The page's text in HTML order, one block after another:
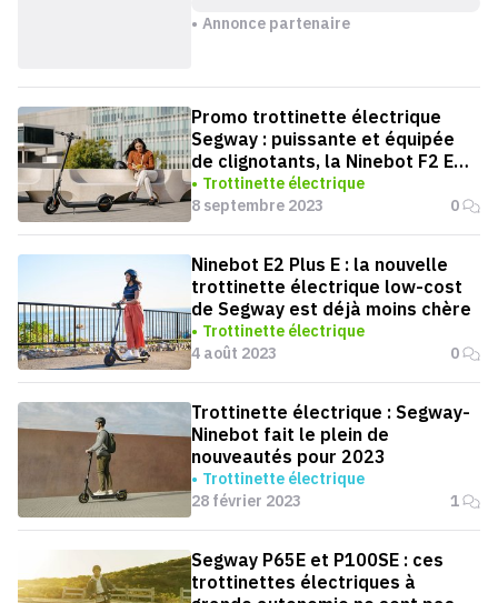
Annonce partenaire
Promo trottinette électrique
Segway : puissante et équipée
de clignotants, la Ninebot F2 E
est à -12 %
Trottinette électrique
8 septembre 2023
0
Ninebot E2 Plus E : la nouvelle
trottinette électrique low-cost
de Segway est déjà moins chère
Trottinette électrique
4 août 2023
0
Trottinette électrique : Segway-
Ninebot fait le plein de
nouveautés pour 2023
Trottinette électrique
28 février 2023
1
Segway P65E et P100SE : ces
trottinettes électriques à